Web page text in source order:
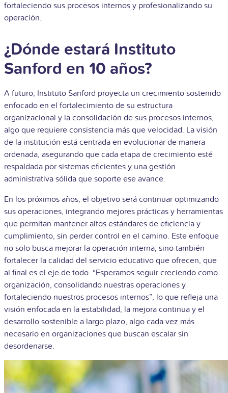
fortaleciendo sus procesos internos y profesionalizando su
operación.
¿Dónde estará Instituto
Sanford en 10 años?
A futuro, Instituto Sanford proyecta un crecimiento sostenido
enfocado en el fortalecimiento de su estructura
organizacional y la consolidación de sus procesos internos,
algo que requiere consistencia más que velocidad. La visión
de la institución está centrada en evolucionar de manera
ordenada, asegurando que cada etapa de crecimiento esté
respaldada por sistemas eficientes y una gestión
administrativa sólida que soporte ese avance.
En los próximos años, el objetivo será continuar optimizando
sus operaciones, integrando mejores prácticas y herramientas
que permitan mantener altos estándares de eficiencia y
cumplimiento, sin perder control en el camino. Este enfoque
no solo busca mejorar la operación interna, sino también
fortalecer la calidad del servicio educativo que ofrecen, que
al final es el eje de todo. “Esperamos seguir creciendo como
organización, consolidando nuestras operaciones y
fortaleciendo nuestros procesos internos”, lo que refleja una
visión enfocada en la estabilidad, la mejora continua y el
desarrollo sostenible a largo plazo, algo cada vez más
necesario en organizaciones que buscan escalar sin
desordenarse.